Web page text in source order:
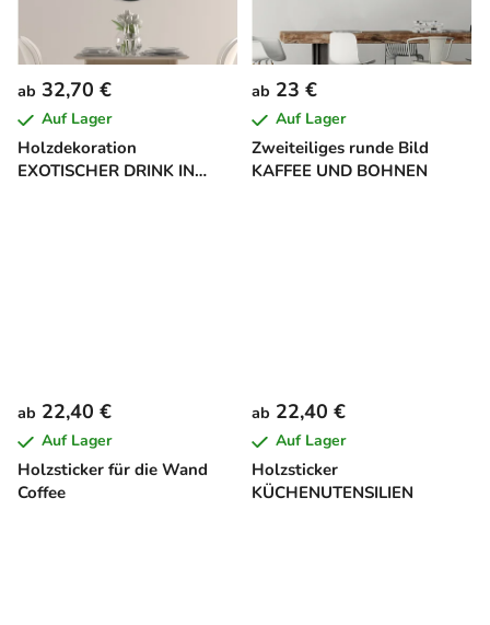
Holzdekoration
EXOTISCHER DRINK IN
ab 32,70 €
Auf Lager
Zweiteiliges runde Bild
KAFFEE UND BOHNEN
ab 23 €
Auf Lager
Holzsticker für die Wand
Coffee
ab 22,40 €
Auf Lager
Holzsticker
KÜCHENUTENSILIEN
ab 22,40 €
Auf Lager